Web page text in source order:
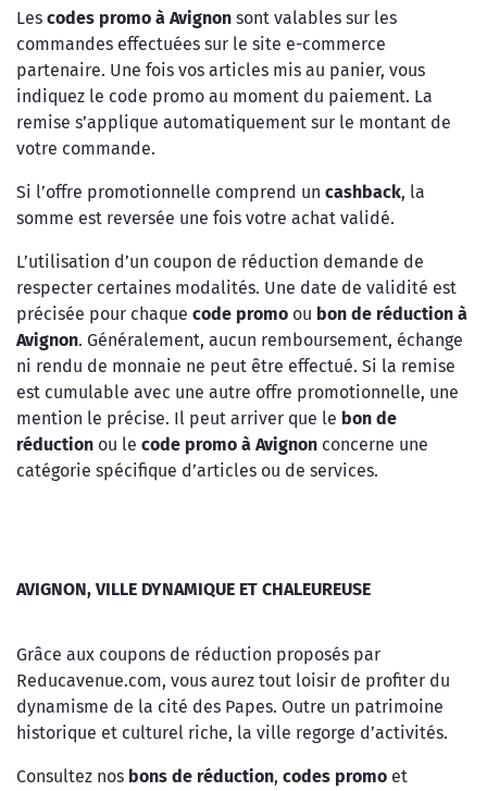
Les codes promo à Avignon sont valables sur les
commandes effectuées sur le site e-commerce
partenaire. Une fois vos articles mis au panier, vous
indiquez le code promo au moment du paiement. La
remise s’applique automatiquement sur le montant de
votre commande.
Si l’offre promotionnelle comprend un cashback, la
somme est reversée une fois votre achat validé.
L’utilisation d’un coupon de réduction demande de
respecter certaines modalités. Une date de validité est
précisée pour chaque code promo ou bon de réduction à
Avignon. Généralement, aucun remboursement, échange
ni rendu de monnaie ne peut être effectué. Si la remise
est cumulable avec une autre offre promotionnelle, une
mention le précise. Il peut arriver que le bon de
réduction ou le code promo à Avignon concerne une
catégorie spécifique d’articles ou de services.
AVIGNON, VILLE DYNAMIQUE ET CHALEUREUSE
Grâce aux coupons de réduction proposés par
Reducavenue.com, vous aurez tout loisir de profiter du
dynamisme de la cité des Papes. Outre un patrimoine
historique et culturel riche, la ville regorge d’activités.
Consultez nos bons de réduction, codes promo et